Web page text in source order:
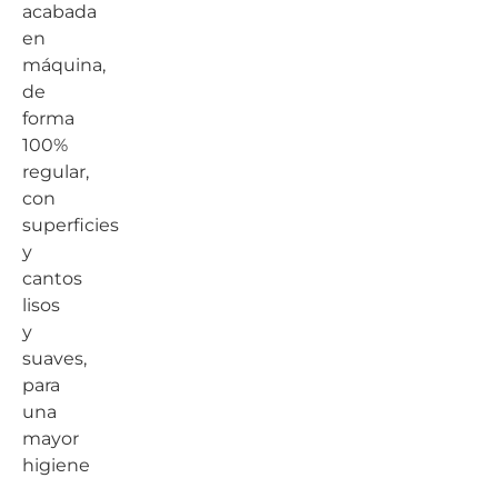
acabada
en
máquina,
de
forma
100%
regular,
con
superficies
y
cantos
lisos
y
suaves,
para
una
mayor
higiene